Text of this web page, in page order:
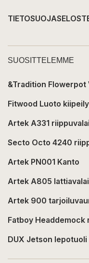
SUOSITTELEMME
&Tradition Flowerpot
Fitwood Luoto
Artek A331
Secto Octo 4240
Artek PN001 Kanto
Artek A805
Artek 900
Fatboy Headdemock
DUX Jetson lepotuoli